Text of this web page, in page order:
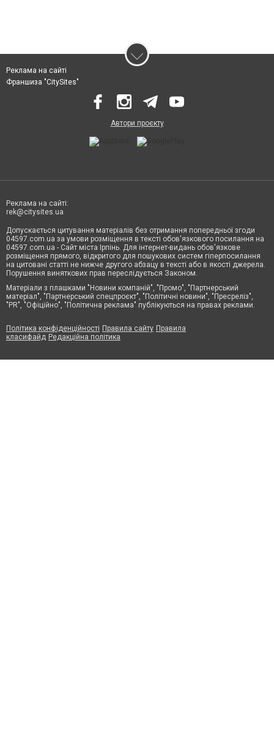
Реклама на сайті
Франшиза "CitySites"
Автори проєкту
Реклама на сайті:
rek@citysites.ua
Допускається цитування матеріалів без отримання попередньої згоди
04597.com.ua за умови розміщення в тексті обов'язкового посилання на
04597.com.ua - Сайт міста Ірпінь. Для інтернет-видань обов'язкове
розміщення прямого, відкритого для пошукових систем гіперпосилання
на цитовані статті не нижче другого абзацу в тексті або в якості джерела.
Порушення виняткових прав переслідується Законом.
Матеріали з плашками "Новини компаній", "Промо", "Партнерський
матеріал", "Партнерський спецпроєкт", "Політичні новини", "Пресреліз",
"PR", "Офіційно", "Політична реклама" публікуються на правах реклами.
Політика конфіденційності Правила сайту Правила
класифайд Редакційна політика